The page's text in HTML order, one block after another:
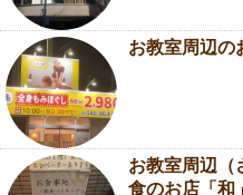
お教室周辺の
お教室周辺（
食のお店「和」